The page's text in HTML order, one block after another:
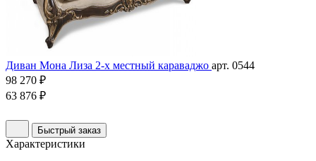
Диван Мона Лиза 2-х местный караваджо арт. 0544
98 270 ₽
63 876 ₽
Быстрый заказ
Характеристики